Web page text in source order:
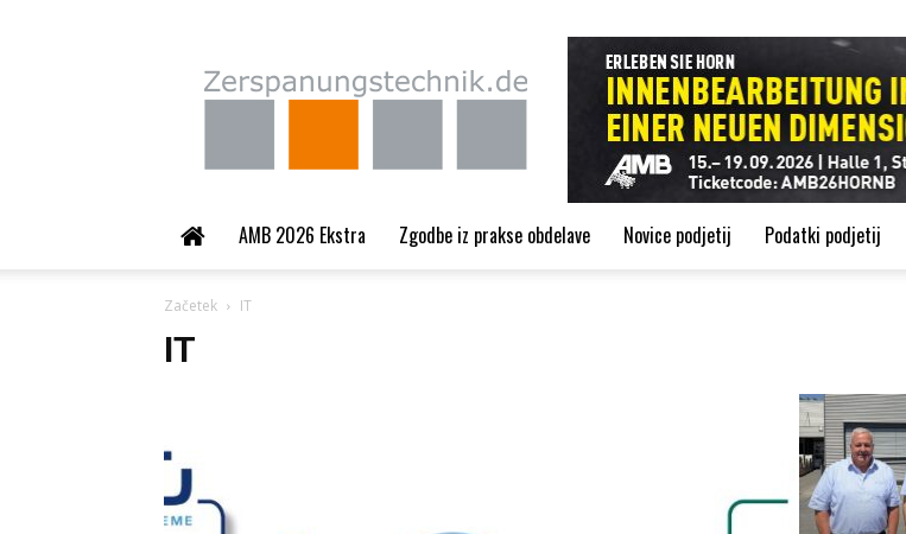
Zerspanungstechnik.de
AMB 2026 Ekstra Zgodbe iz prakse obdelave Novice podjetij Podatki podjetij
Začetek IT
IT